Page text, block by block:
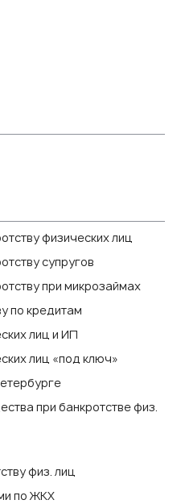
физических лиц
супругов
при микрозаймах
по кредитам
лиц и ИП
лиц «под ключ»
при банкротстве физ.
физ. лиц
по ЖКХ